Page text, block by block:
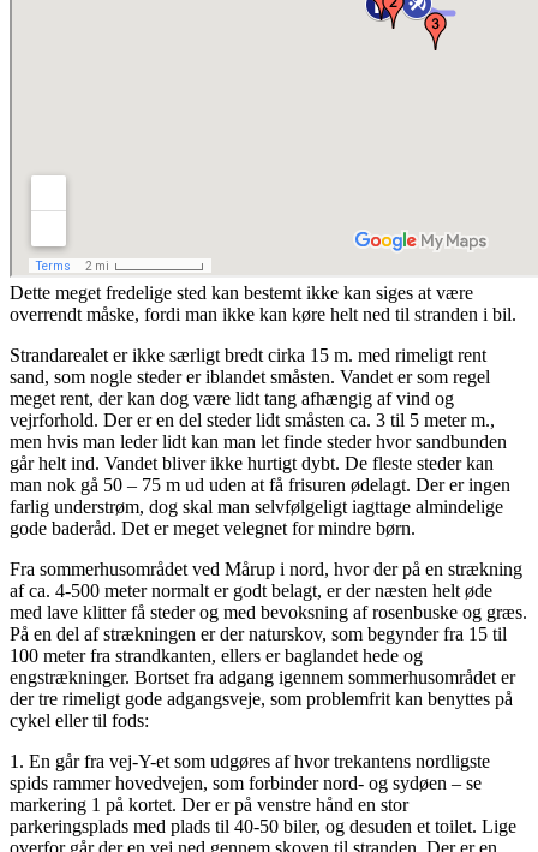
Dette meget fredelige sted kan bestemt ikke kan siges at være
overrendt måske, fordi man ikke kan køre helt ned til stranden i bil.
Strandarealet er ikke særligt bredt cirka 15 m. med rimeligt rent
sand, som nogle steder er iblandet småsten. Vandet er som regel
meget rent, der kan dog være lidt tang afhængig af vind og
vejrforhold. Der er en del steder lidt småsten ca. 3 til 5 meter m.,
men hvis man leder lidt kan man let finde steder hvor sandbunden
går helt ind. Vandet bliver ikke hurtigt dybt. De fleste steder kan
man nok gå 50 – 75 m ud uden at få frisuren ødelagt. Der er ingen
farlig understrøm, dog skal man selvfølgeligt iagttage almindelige
gode baderåd. Det er meget velegnet for mindre børn.
Fra sommerhusområdet ved Mårup i nord, hvor der på en strækning
af ca. 4-500 meter normalt er godt belagt, er der næsten helt øde
med lave klitter få steder og med bevoksning af rosenbuske og græs.
På en del af strækningen er der naturskov, som begynder fra 15 til
100 meter fra strandkanten, ellers er baglandet hede og
engstrækninger. Bortset fra adgang igennem sommerhusområdet er
der tre rimeligt gode adgangsveje, som problemfrit kan benyttes på
cykel eller til fods:
1. En går fra vej-Y-et som udgøres af hvor trekantens nordligste
spids rammer hovedvejen, som forbinder nord- og sydøen – se
markering 1 på kortet. Der er på venstre hånd en stor
parkeringsplads med plads til 40-50 biler, og desuden et toilet. Lige